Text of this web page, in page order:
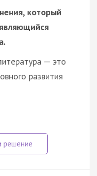
который
— это
развития